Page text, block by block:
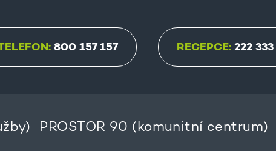
800 157 157 RECEPCE: 222
PROSTOR 90 (komunitní centrum)